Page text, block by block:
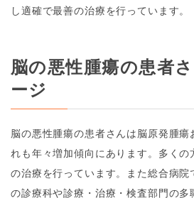
し適確で最善の治療を行っています。
脳の悪性腫瘍の患者
ージ
脳の悪性腫瘍の患者さんは脳原発腫
れも年々増加傾向にあります。多く
の治療を行っています。また総合病
の診療科や診療・治療・検査部門の多